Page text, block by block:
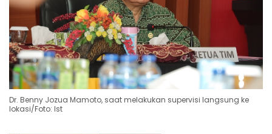
Dr. Benny Jozua Mamoto, saat melakukan supervisi langsung ke
lokasi/Foto: Ist